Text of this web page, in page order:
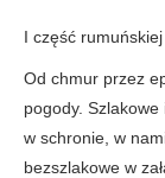
I część
Od chmur przez
pogody.
w schronie, w
bezszlakowe w